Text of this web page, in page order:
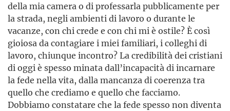
della mia camera o di professarla pubblicamente per
la strada, negli ambienti di lavoro o durante le
vacanze, con chi crede e con chi mi è ostile? È così
gioiosa da contagiare i miei familiari, i colleghi di
lavoro, chiunque incontro? La credibilità dei cristiani
di oggi è spesso minata dall’incapacità di incarnare
la fede nella vita, dalla mancanza di coerenza tra
quello che crediamo e quello che facciamo.
Dobbiamo constatare che la fede spesso non diventa